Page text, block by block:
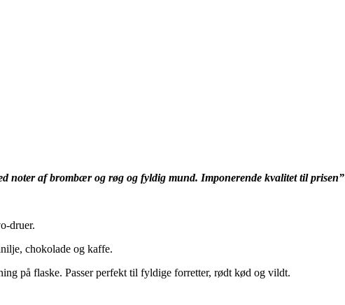
noter af brombær og røg og fyldig mund. Imponerende kvalitet til prisen”
druer.
chokolade og kaffe.
på flaske. Passer perfekt til fyldige forretter, rødt kød og vildt.